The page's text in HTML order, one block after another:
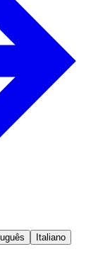
Italiano